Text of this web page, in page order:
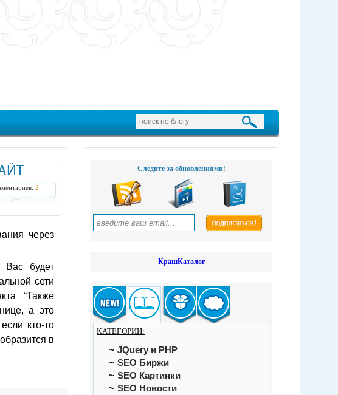
2
через
Вас будет
сети
“Также
а это
кто-то
в
Следите за обновлениями!
КрашКаталог
КАТЕГОРИИ:
JQuery и PHP
SEO Биржи
SEO Картинки
SEO Новости